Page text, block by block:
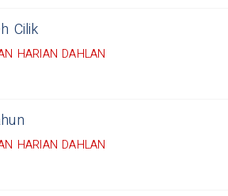
Cilik
HARIAN DAHLAN
HARIAN DAHLAN